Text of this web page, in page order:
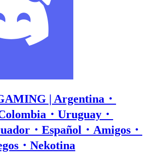
| Argentina・
・Uruguay・
・Español・Amigos・
・Nekotina